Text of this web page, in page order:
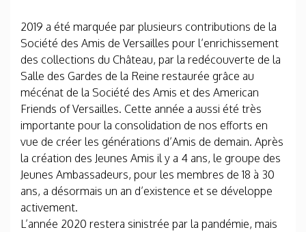
2019 a été marquée par plusieurs contributions de la
Société des Amis de Versailles pour l’enrichissement
des collections du Château, par la redécouverte de la
Salle des Gardes de la Reine restaurée grâce au
mécénat de la Société des Amis et des American
Friends of Versailles. Cette année a aussi été très
importante pour la consolidation de nos efforts en
vue de créer les générations d’Amis de demain. Après
la création des Jeunes Amis il y a 4 ans, le groupe des
Jeunes Ambassadeurs, pour les membres de 18 à 30
ans, a désormais un an d’existence et se développe
activement.
L’année 2020 restera sinistrée par la pandémie, mais